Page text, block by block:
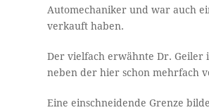
Automechaniker und war auch
verkauft haben.
Der vielfach erwähnte Dr. Geiler
neben der hier schon mehrfach
Eine einschneidende Grenze